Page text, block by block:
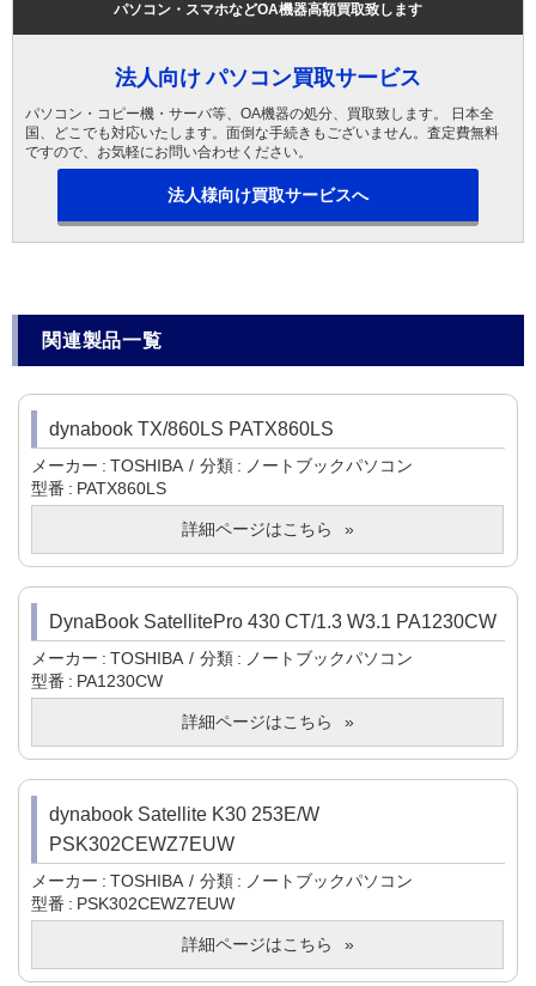
パソコン・スマホなどOA機器高額買取致します
法人向け パソコン買取サービス
パソコン・コピー機・サーバ等、OA機器の処分、買取致します。 日本全
国、どこでも対応いたします。面倒な手続きもございません。査定費無料
ですので、お気軽にお問い合わせください。
法人様向け買取サービスへ
関連製品一覧
dynabook TX/860LS PATX860LS
メーカー TOSHIBA 分類
ノートブックパソコン
型番
PATX860LS
詳細ページはこちら
DynaBook SatellitePro 430 CT/1.3 W3.1 PA1230CW
メーカー TOSHIBA 分類
ノートブックパソコン
型番
PA1230CW
詳細ページはこちら
dynabook Satellite K30 253E/W
PSK302CEWZ7EUW
メーカー TOSHIBA 分類
ノートブックパソコン
型番
PSK302CEWZ7EUW
詳細ページはこちら